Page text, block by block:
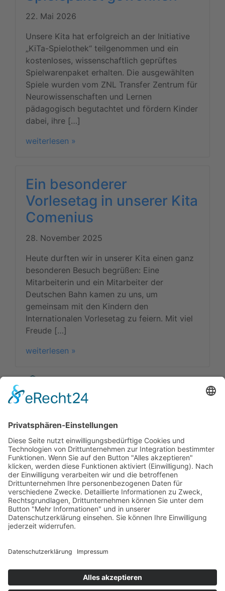
22. Mai 2026
Unsere Kita hat erfolgreich an der Initiative
„KiTa-Spielothek“ teilgenommen und ein
kostenloses, wissenschaftlich geprüftes
Spielwarenpaket erhalten. Die ausgewählten
Spiele wurden vom ZNL Transfer Zentrum für
Neurowissenschaften und Lernen
pädagogisch begutachtet und fördern Kinder
dabei, ihre […]
weiterlesen »
Ein besonderer
Vorlesetag in unserer Kita
Comenius
28. November 2025
Heute durften wir in unserer Kita einen ganz
besonderen Besuch begrüßen: Eine
Mitarbeiterin und ein Mitarbeiter der
Deutschen Bahn kamen zu uns, um
gemeinsam mit den Kindern den
Internationalen Vorlesetag zu feiern. Mit viel
Freude […]
weiterlesen »
Kitas
Übersicht
Über uns
Struktur
Team
Suche nach neuen Fachkräften
Für Eltern
Kita-Gespräche
Ausbildung
Presse